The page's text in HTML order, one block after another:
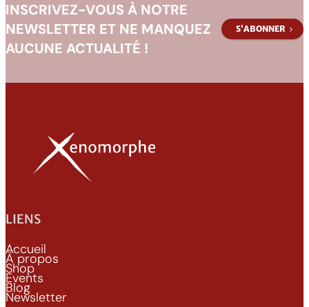
INSCRIVEZ-VOUS À NOTRE
NEWSLETTER ET NE MANQUEZ
AUCUNE ACTUALITÉ !
S’ABONNER
LIENS
Accueil
À propos
Shop
Events
Blog
Newsletter